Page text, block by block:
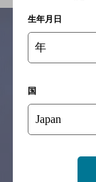
※それぞれのお店
予
念のためお店
生年月日
年
国